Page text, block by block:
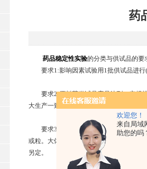
欢迎您！
来自局域
助您的吗
药
药品稳定性实验的分类与供试品的要
要求1:影响因素试验用1批供试品进行(
要求2:原料药供试品应是达到一定规模
大生产一致。
要求3:药物制剂供试品应是放大试验的
或粒。大体积包装的制剂,如静脉注射液
另定。